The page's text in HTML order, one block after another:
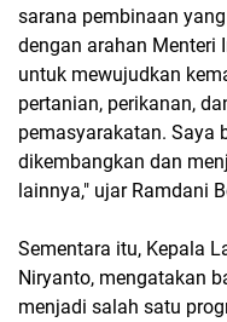
sarana pembinaan
dengan arahan Menteri
untuk mewujudkan
pertanian, perikanan,
pemasyarakatan. Saya
dikembangkan dan
lainnya," ujar Ramdani
Sementara itu, Kepala
Niryanto, mengatakan
menjadi salah satu